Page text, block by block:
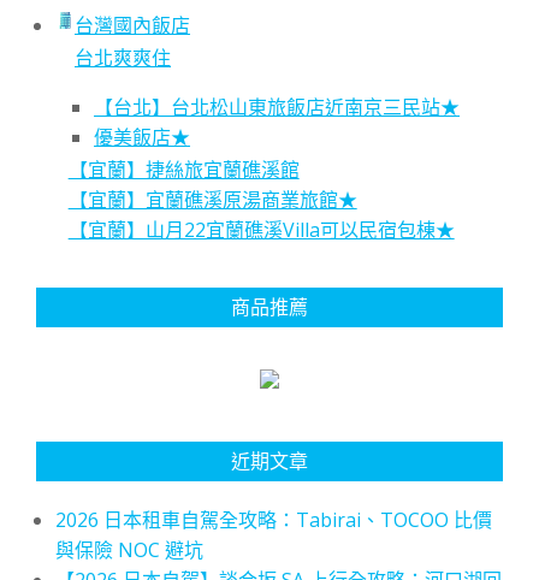
台灣國內飯店
台北爽爽住
【台北】台北松山東旅飯店近南京三民站★
優美飯店★
【宜蘭】捷絲旅宜蘭礁溪館
【宜蘭】宜蘭礁溪原湯商業旅館★
【宜蘭】山月22宜蘭礁溪Villa可以民宿包棟★
商品推薦
近期文章
2026 日本租車自駕全攻略：Tabirai、TOCOO 比價
與保險 NOC 避坑